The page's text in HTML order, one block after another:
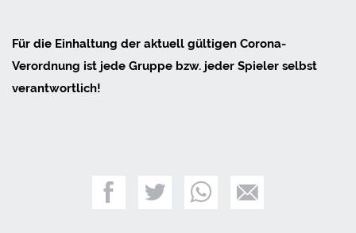
Für die Einhaltung der aktuell gültigen Corona-
Verordnung ist jede Gruppe bzw. jeder Spieler selbst
verantwortlich!